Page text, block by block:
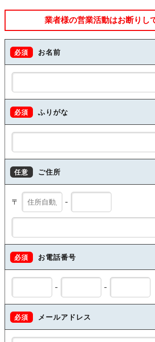
業者様の営業活動はお断りし
必須 お名前
必須 ふりがな
任意 ご住所
〒 -
必須 お電話番号
- -
必須 メールアドレス